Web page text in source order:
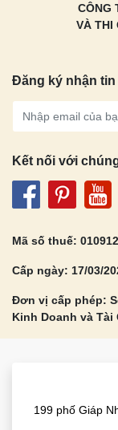
CÔNG
VÀ THI
Đăng ký nhận
Kết nối với
Mã số thuế:
Cấp ngày: 17/03/
Đơn vị cấp phép:
Kinh Doanh và Tài
199 phố Giáp